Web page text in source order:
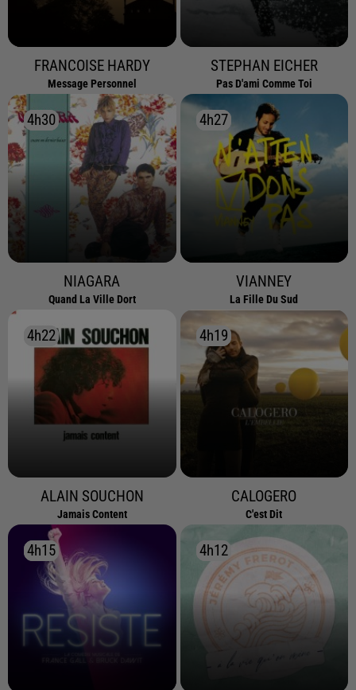
FRANCOISE HARDY
Message Personnel
STEPHAN EICHER
Pas D'ami Comme Toi
4h30
4h30
NIAGARA
Quand La Ville Dort
4h27
4h27
VIANNEY
La Fille Du Sud
4h22
4h22
ALAIN SOUCHON
Jamais Content
4h19
4h19
CALOGERO
C'est Dit
4h15
4h15 4h12
4h12